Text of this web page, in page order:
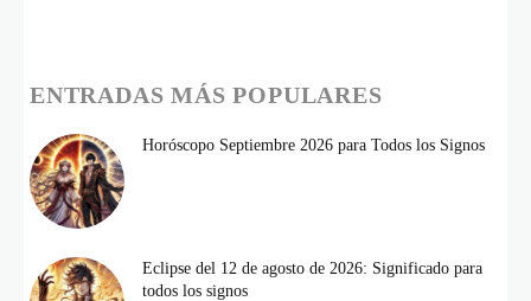
ENTRADAS MÁS POPULARES
Horóscopo Septiembre 2026 para Todos los Signos
Eclipse del 12 de agosto de 2026: Significado para
todos los signos